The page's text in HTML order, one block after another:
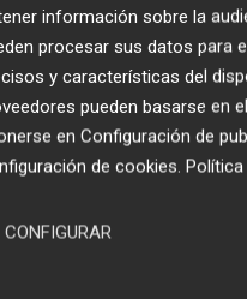
entre nuestros dos
Plaza.
el tipo en
primera parte del año,
han sido capaces de
meses del año
información sobre la
procesar sus datos para
y características del
pueden basarse en
en Configuración de
de cookies. Política
CONFIGURAR